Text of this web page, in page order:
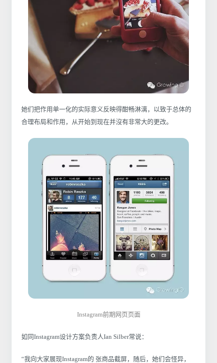
她们把作用单一化的实际意义反映得酣畅淋漓，以致于总体的
合理布局和作用，从开始到现在并沒有非常大的更改。
Instagram前期网页页面
如同Instagram设计方案负责人Ian Silber常说：
“我向大家展现Instagram的 张商品截屏，随后，她们会怪异，